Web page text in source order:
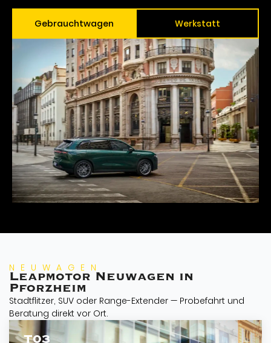
Gebrauchtwagen Werkstatt
NEUWAGEN
Leapmotor Neuwagen in
Pforzheim
Stadtflitzer, SUV oder Range-Extender — Probefahrt und
Beratung direkt vor Ort.